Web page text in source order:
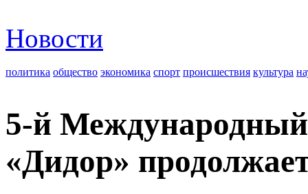
Новости
политика общество экономика спорт происшествия культура
5-й
«Дидор»